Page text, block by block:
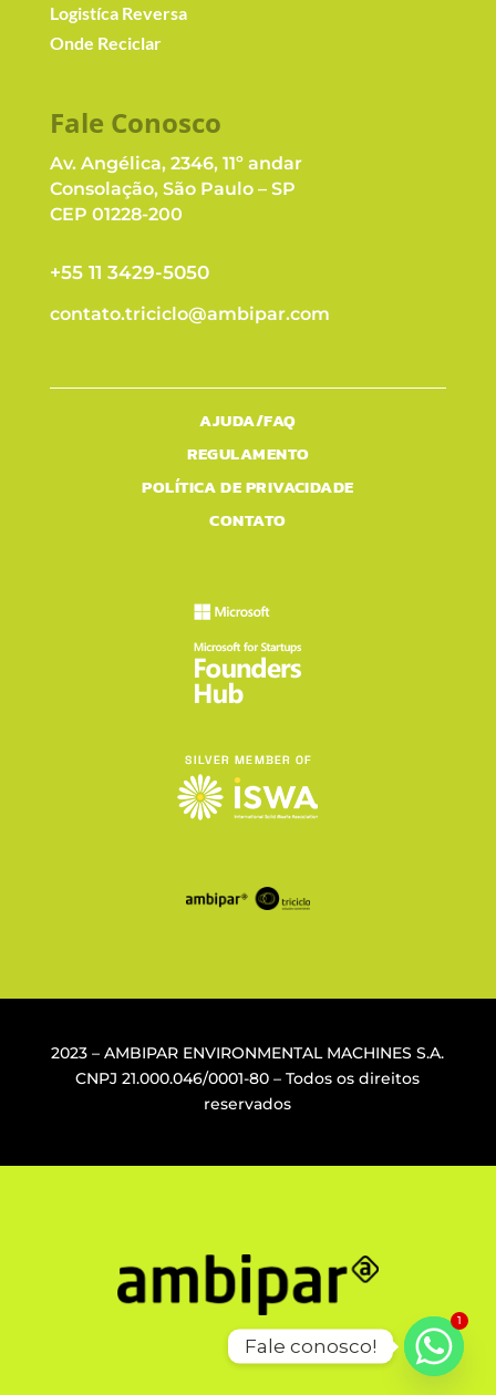
Logistíca Reversa
Onde Reciclar
Fale Conosco
Av. Angélica, 2346, 11º andar
Consolação, São Paulo – SP
CEP 01228-200
+55 11 3429-5050
contato.triciclo@ambipar.com
AJUDA/FAQ
REGULAMENTO
POLÍTICA DE PRIVACIDADE
CONTATO
2023 – AMBIPAR ENVIRONMENTAL MACHINES S.A.
CNPJ21.000.046/0001-80 – Todos os direitos
reservados
1
Fale conosco!